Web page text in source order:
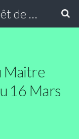
Vénerie du cerf en forêt de Compiègne
Maitre
16 Mars